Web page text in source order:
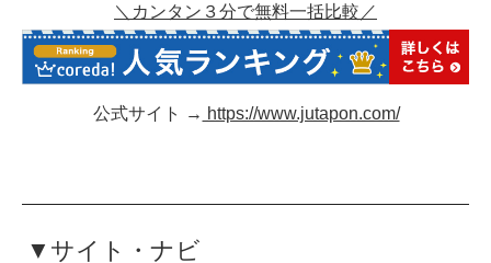
＼カンタン３分で無料一括比較／
公式サイト → https://www.jutapon.com/
▼サイト・ナビ